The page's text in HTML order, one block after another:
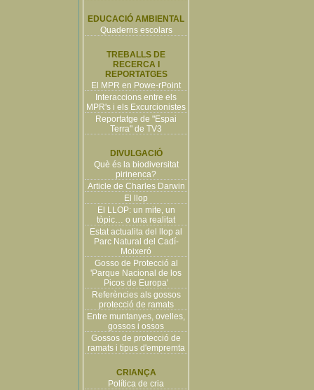
EDUCACIÓ AMBIENTAL
Quaderns escolars
TREBALLS DE
RECERCA I
REPORTATGES
El MPR en Powe-rPoint
Interaccions entre els
MPR's i els Excurcionistes
Reportatge de "Espai
Terra" de TV3
DIVULGACIÓ
Què és la biodiversitat
pirinenca?
Article de Charles Darwin
El llop
El LLOP: un mite, un
tòpic… o una realitat
Estat actualita del llop al
Parc Natural del Cadí-
Moixeró
Gosso de Protecció al
'Parque Nacional de los
Picos de Europa'
Referències als gossos
protecció de ramats
Entre muntanyes, ovelles,
gossos i ossos
Gossos de protecció de
ramats i tipus d'empremta
CRIANÇA
Política de cria